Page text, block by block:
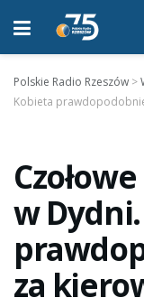
Polskie Radio Rzeszów >
Kobieta
w
za